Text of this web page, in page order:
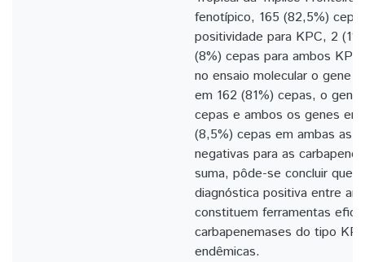
fenotípico, 165 (82,5%)
positividade para KPC, 2
(8%) cepas para ambos
no ensaio molecular o gene
em 162 (81%) cepas, o
cepas e ambos os genes
(8,5%) cepas em ambas as
negativas para as
suma, pôde-se concluir que
diagnóstica positiva entre
constituem ferramentas
carbapenemases do tipo
endêmicas.